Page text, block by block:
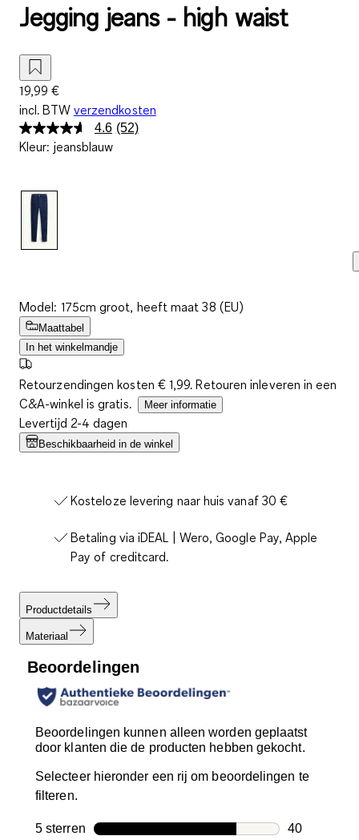
Jegging jeans - high waist
19,99 €
incl. BTW verzendkosten
4.6 Lees
(52)
Kleur: jeansblauw
Model: 175cm groot, heeft maat 38 (EU)
Maattabel
In het winkelmandje
Retourzendingen kosten € 1,99. Retouren inleveren in een
C&A-winkel is gratis.
Meer informatie
Levertijd 2-4 dagen
Beschikbaarheid in de winkel
Kosteloze levering naar huis vanaf 30 €
Betaling via iDEAL | Wero, Google Pay, Apple
Pay of creditcard.
Productdetails
Materiaal
Beoordelingen
Beoordelingen kunnen alleen worden geplaatst
door klanten die de producten hebben gekocht.
Selecteer hieronder een rij om beoordelingen te
filteren.
5 sterren sterren
40